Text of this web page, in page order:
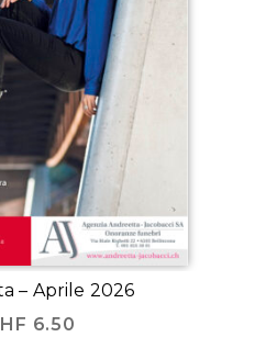
– Aprile 2026
6.50